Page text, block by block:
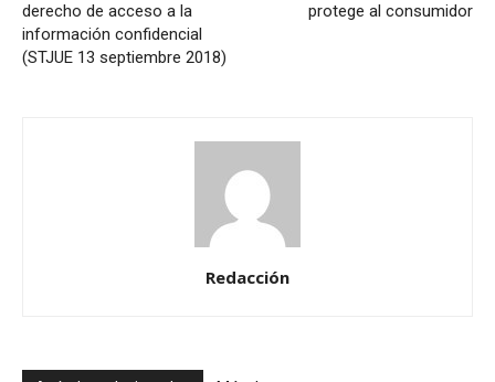
derecho de acceso a la
información confidencial
(STJUE 13 septiembre 2018)
protege al consumidor
Redacción